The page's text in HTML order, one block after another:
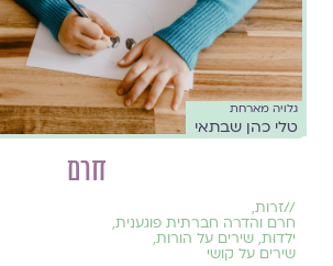
גלויה מארחת
טלי כהן שבתאי
חרם
//זרות,
חרם והדרה חברתית פוגענית,
ילדוּת, שירים על הורות,
שירים על קושי